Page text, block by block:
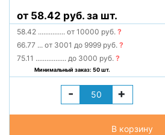
от 58.42 руб. за шт.
58.42 ............... от 10000 руб.?
66.77 ... от 3001 до 9999 руб.?
75.11 ................. до 3000 руб.?
Минимальный заказ: 50 шт.
- +
В корзину